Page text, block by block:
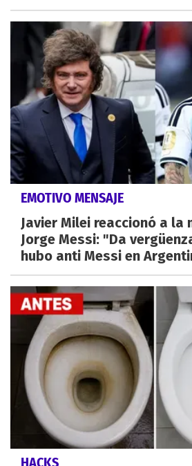
EMOTIVO MENSAJE
Javier Milei reaccionó a la
Jorge Messi: "Da
hubo anti Messi en
HACKS